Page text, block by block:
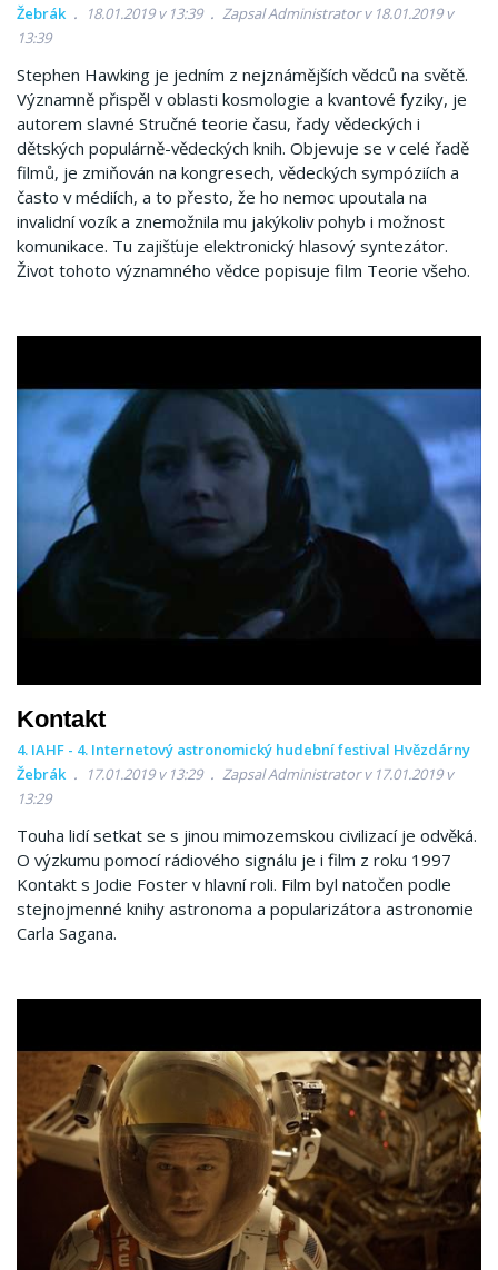
Žebrák 18.01.2019 v 13:39
Zapsal Administrator v 18.01.2019 v
13:39
Stephen Hawking je jedním z nejznámějších vědců na světě.
Významně přispěl v oblasti kosmologie a kvantové fyziky, je
autorem slavné Stručné teorie času, řady vědeckých i
dětských populárně-vědeckých knih. Objevuje se v celé řadě
filmů, je zmiňován na kongresech, vědeckých sympóziích a
často v médiích, a to přesto, že ho nemoc upoutala na
invalidní vozík a znemožnila mu jakýkoliv pohyb i možnost
komunikace. Tu zajišťuje elektronický hlasový syntezátor.
Život tohoto významného vědce popisuje film Teorie všeho.
Kontakt
4. IAHF - 4. Internetový astronomický hudební festival Hvězdárny
Žebrák
17.01.2019 v 13:29
Zapsal Administrator v 17.01.2019 v
13:29
Touha lidí setkat se s jinou mimozemskou civilizací je odvěká.
O výzkumu pomocí rádiového signálu je i film z roku 1997
Kontakt s Jodie Foster v hlavní roli. Film byl natočen podle
stejnojmenné knihy astronoma a popularizátora astronomie
Carla Sagana.